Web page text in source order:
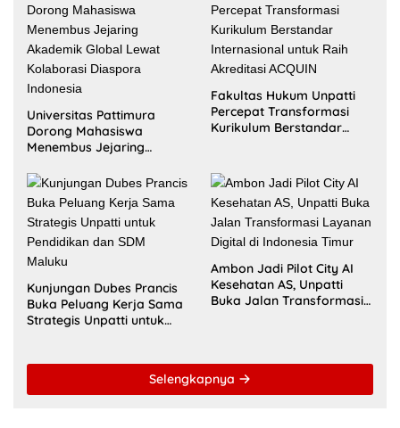
Universitas Pattimura
Dorong Mahasiswa
Menembus Jejaring
Kolaborasi Diaspora
Indonesia
Fakultas Hukum Unpatti
Percepat Transformasi
Kurikulum Berstandar
Kunjungan Dubes Prancis
Buka Peluang Kerja Sama
Strategis Unpatti untuk
Ambon Jadi Pilot City AI
Kesehatan AS, Unpatti
Buka Jalan Transformasi
Selengkapnya